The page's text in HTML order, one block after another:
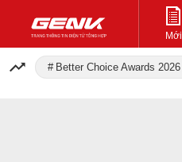
Mới
Better Choice Awards 2026